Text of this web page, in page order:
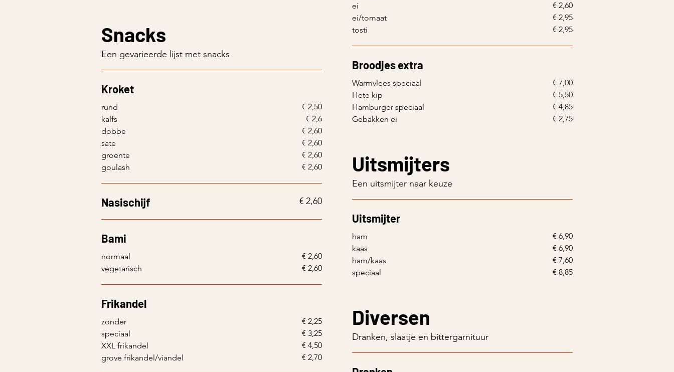
Snacks
Een gevarieerde lijst met snacks
Kroket
rund
€ 2,50
kalfs
€ 2,6
dobbe
€ 2,60
sate
€ 2,60
groente
€ 2,60
goulash
€ 2,60
Nasischijf € 2,60
Bami
normaal
€ 2,60
vegetarisch
€ 2,60
Frikandel
zonder
€ 2,25
speciaal
€ 3,25
XXL frikandel
€ 4,50
grove frikandel/viandel
€ 2,70
ei
€ 2,60
ei/tomaat
€ 2,95
tosti
€ 2,95
Broodjes extra
Warmvlees speciaal
€ 7,00
Hete kip
€ 5,50
Hamburger speciaal
€ 4,85
Gebakken ei
€ 2,75
Uitsmijters
Een uitsmijter naar keuze
Uitsmijter
ham
€ 6,90
kaas
€ 6,90
ham/kaas
€ 7,60
speciaal
€ 8,85
Diversen
Dranken, slaatje en bittergarnituur